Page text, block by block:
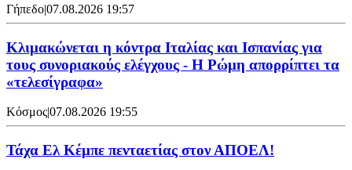
Γήπεδο|07.08.2026 19:57
Κλιμακώνεται η κόντρα Ιταλίας και Ισπανίας για
τους συνοριακούς ελέγχους - Η Ρώμη απορρίπτει τα
«τελεσίγραφα»
Κόσμος|07.08.2026 19:55
Τάχα Ελ Κέμπε πενταετίας στον ΑΠΟΕΛ!